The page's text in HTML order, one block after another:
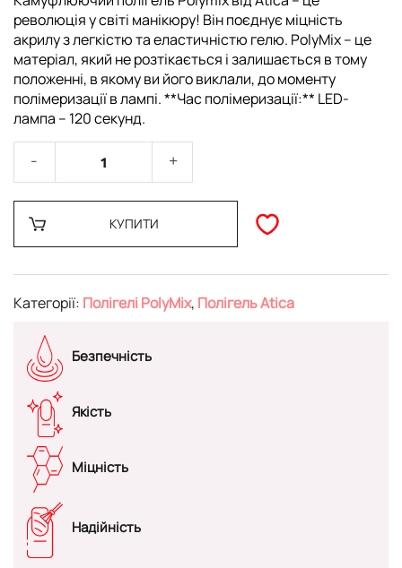
революція у світі манікюру! Він поєднує міцність
акрилу з легкістю та еластичністю гелю. PolyMix – це
матеріал, який не розтікається і залишається в тому
положенні, в якому ви його виклали, до моменту
полімеризації в лампі. **Час полімеризації:** LED-
лампа – 120 секунд.
КУПИТИ
Категорії: Полігелі PolyMix, Полігель Atica
Безпечність
Якість
Міцність
Надійність